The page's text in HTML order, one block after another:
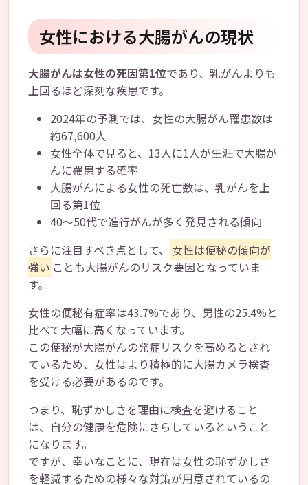
女性における大腸がんの現状
大腸がんは女性の死因第1位であり、乳がんよりも
上回るほど深刻な疾患です。
2024年の予測では、女性の大腸がん罹患数は
約67,600人
女性全体で見ると、13人に1人が生涯で大腸が
んに罹患する確率
大腸がんによる女性の死亡数は、乳がんを上
回る第1位
40～50代で進行がんが多く発見される傾向
さらに注目すべき点として、 女性は便秘の傾向が
強い ことも大腸がんのリスク要因となっていま
す。
女性の便秘有症率は43.7%であり、男性の25.4%と
比べて大幅に高くなっています。
この便秘が大腸がんの発症リスクを高めるとされ
ているため、女性はより積極的に大腸カメラ検査
を受ける必要があるのです。
つまり、恥ずかしさを理由に検査を避けること
は、自分の健康を危険にさらしているということ
になります。
ですが、幸いなことに、現在は女性の恥ずかしさ
を軽減するための様々な対策が用意されているの